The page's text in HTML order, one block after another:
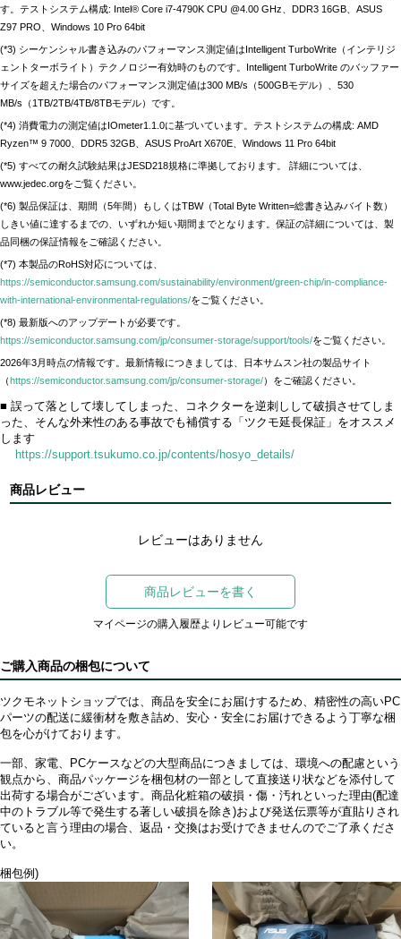
す。テストシステム構成: Intel® Core i7-4790K CPU @4.00 GHz、DDR3 16GB、ASUS
Z97 PRO、Windows 10 Pro 64bit
(*3) シーケンシャル書き込みのパフォーマンス測定値はIntelligent TurboWrite（インテリジ
ェントターボライト）テクノロジー有効時のものです。Intelligent TurboWrite のバッファー
サイズを超えた場合のパフォーマンス測定値は300 MB/s（500GBモデル）、530
MB/s（1TB/2TB/4TB/8TBモデル）です。
(*4) 消費電力の測定値はIOmeter1.1.0に基づいています。テストシステムの構成: AMD
Ryzen™ 9 7000、DDR5 32GB、ASUS ProArt X670E、Windows 11 Pro 64bit
(*5) すべての耐久試験結果はJESD218規格に準拠しております。 詳細については、
www.jedec.orgをご覧ください。
(*6) 製品保証は、期間（5年間）もしくはTBW（Total Byte Written=総書き込みバイト数）
しきい値に達するまでの、いずれか短い期間までとなります。保証の詳細については、製
品同梱の保証情報をご確認ください。
(*7) 本製品のRoHS対応については、
https://semiconductor.samsung.com/sustainability/environment/green-chip/in-compliance-
with-international-environmental-regulations/をご覧ください。
(*8) 最新版へのアップデートが必要です。
https://semiconductor.samsung.com/jp/consumer-storage/support/tools/をご覧ください。
2026年3月時点の情報です。最新情報につきましては、日本サムスン社の製品サイト
（https://semiconductor.samsung.com/jp/consumer-storage/）をご確認ください。
■ 誤って落として壊してしまった、コネクターを逆刺しして破損させてしま
った、そんな外来性のある事故でも補償する「ツクモ延長保証」をオススメ
します
https://support.tsukumo.co.jp/contents/hosyo_details/
商品レビュー
レビューはありません
商品レビューを書く
マイページの購入履歴よりレビュー可能です
ご購入商品の梱包について
ツクモネットショップでは、商品を安全にお届けするため、精密性の高いPC
パーツの配送に緩衝材を敷き詰め、安心・安全にお届けできるよう丁寧な梱
包を心がけております。
一部、家電、PCケースなどの大型商品につきましては、環境への配慮という
観点から、商品パッケージを梱包材の一部として直接送り状などを添付して
出荷する場合がございます。商品化粧箱の破損・傷・汚れといった理由(配達
中のトラブル等で発生する著しい破損を除き)および発送伝票等が直貼りされ
ていると言う理由の場合、返品・交換はお受けできませんのでご了承くださ
い。
梱包例)